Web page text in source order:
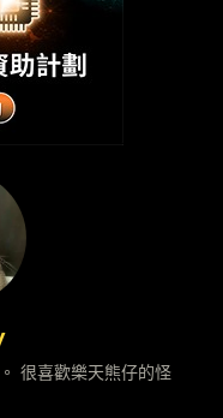
很喜歡樂天熊仔的怪